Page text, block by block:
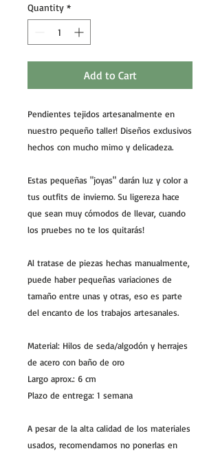
Quantity *
Add to Cart
Pendientes tejidos artesanalmente en
nuestro pequeño taller! Diseños exclusivos
hechos con mucho mimo y delicadeza.
Estas pequeñas "joyas" darán luz y color a
tus outfits de invierno. Su ligereza hace
que sean muy cómodos de llevar, cuando
los pruebes no te los quitarás!
Al tratase de piezas hechas manualmente,
puede haber pequeñas variaciones de
tamaño entre unas y otras, eso es parte
del encanto de los trabajos artesanales.
Material: Hilos de seda/algodón y herrajes
de acero con baño de oro
Largo aprox.: 6 cm
Plazo de entrega: 1 semana
A pesar de la alta calidad de los materiales
usados, recomendamos no ponerlas en